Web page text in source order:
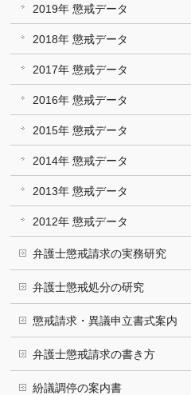
2019年 懲戒データ
2018年 懲戒データ
2017年 懲戒データ
2016年 懲戒データ
2015年 懲戒データ
2014年 懲戒データ
2013年 懲戒データ
2012年 懲戒データ
弁護士懲戒請求の実務研究
弁護士懲戒処分の研究
懲戒請求・異議申立書式案内
弁護士懲戒請求の書き方
紛議調停の案内書